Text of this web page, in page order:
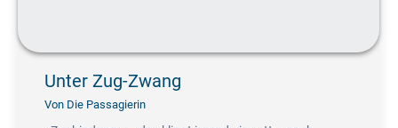
Unter Zug-Zwang
Von Die Passagierin